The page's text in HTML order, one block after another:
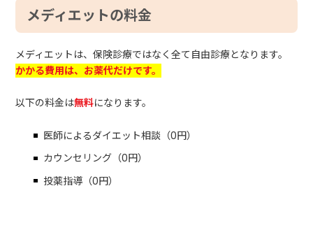
メディエットの料金
メディエットは、保険診療ではなく全て自由診療となります。
かかる費用は、お薬代だけです。
以下の料金は無料になります。
医師によるダイエット相談（0円）
カウンセリング（0円）
投薬指導（0円）